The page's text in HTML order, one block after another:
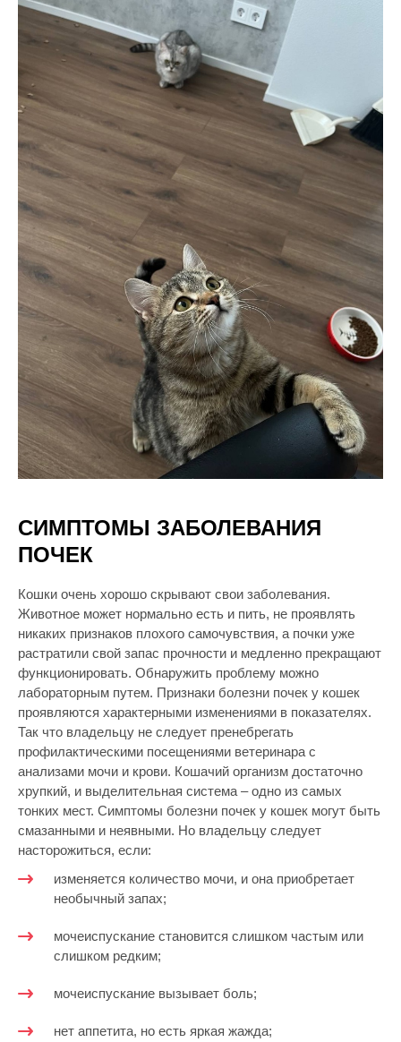
СИМПТОМЫ ЗАБОЛЕВАНИЯ
ПОЧЕК
Кошки очень хорошо скрывают свои заболевания.
Животное может нормально есть и пить, не проявлять
никаких признаков плохого самочувствия, а почки уже
растратили свой запас прочности и медленно прекращают
функционировать. Обнаружить проблему можно
лабораторным путем. Признаки болезни почек у кошек
проявляются характерными изменениями в показателях.
Так что владельцу не следует пренебрегать
профилактическими посещениями ветеринара с
анализами мочи и крови. Кошачий организм достаточно
хрупкий, и выделительная система – одно из самых
тонких мест. Симптомы болезни почек у кошек могут быть
смазанными и неявными. Но владельцу следует
насторожиться, если:
изменяется количество мочи, и она приобретает
необычный запах;
мочеиспускание становится слишком частым или
слишком редким;
мочеиспускание вызывает боль;
нет аппетита, но есть яркая жажда;